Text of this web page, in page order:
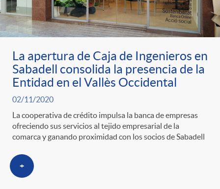
p
r
e
n
s
g
o
r
í
a
l
a
F
i
l
e
c
o
n
t
e
La apertura de Caja de Ingenieros en
Sabadell consolida la presencia de la
Entidad en el Vallès Occidental
02/11/2020
La cooperativa de crédito impulsa la banca de empresas
ofreciendo sus servicios al tejido empresarial de la
comarca y ganando proximidad con los socios de Sabadell
+